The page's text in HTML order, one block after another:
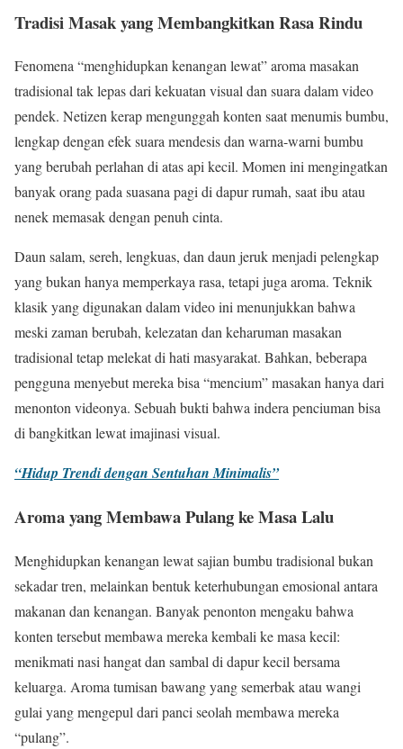
Tradisi Masak yang Membangkitkan Rasa Rindu
Fenomena “menghidupkan kenangan lewat” aroma masakan
tradisional tak lepas dari kekuatan visual dan suara dalam video
pendek. Netizen kerap mengunggah konten saat menumis bumbu,
lengkap dengan efek suara mendesis dan warna-warni bumbu
yang berubah perlahan di atas api kecil. Momen ini mengingatkan
banyak orang pada suasana pagi di dapur rumah, saat ibu atau
nenek memasak dengan penuh cinta.
Daun salam, sereh, lengkuas, dan daun jeruk menjadi pelengkap
yang bukan hanya memperkaya rasa, tetapi juga aroma. Teknik
klasik yang digunakan dalam video ini menunjukkan bahwa
meski zaman berubah, kelezatan dan keharuman masakan
tradisional tetap melekat di hati masyarakat. Bahkan, beberapa
pengguna menyebut mereka bisa “mencium” masakan hanya dari
menonton videonya. Sebuah bukti bahwa indera penciuman bisa
di bangkitkan lewat imajinasi visual.
“Hidup Trendi dengan Sentuhan Minimalis”
Aroma yang Membawa Pulang ke Masa Lalu
Menghidupkan kenangan lewat sajian bumbu tradisional bukan
sekadar tren, melainkan bentuk keterhubungan emosional antara
makanan dan kenangan. Banyak penonton mengaku bahwa
konten tersebut membawa mereka kembali ke masa kecil:
menikmati nasi hangat dan sambal di dapur kecil bersama
keluarga. Aroma tumisan bawang yang semerbak atau wangi
gulai yang mengepul dari panci seolah membawa mereka
“pulang”.